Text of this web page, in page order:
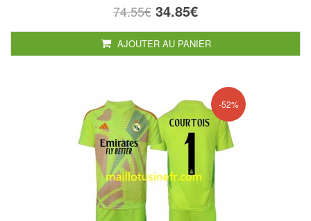
74.55€ 34.85€
AJOUTER AU PANIER
-52%